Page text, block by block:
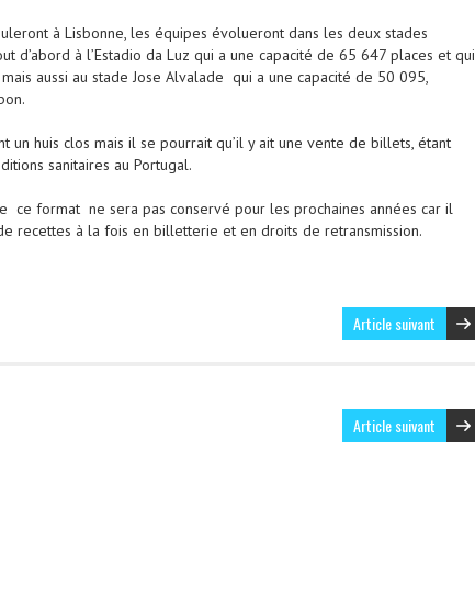
à Lisbonne, les équipes évolueront dans les deux stades
d’abord à l’Estadio da Luz qui a une capacité de 65 647 places et qui
aussi au stade Jose Alvalade qui a une capacité de 50 095,
un huis clos mais il se pourrait qu’il y ait une vente de billets, étant
sanitaires au Portugal.
ce format ne sera pas conservé pour les prochaines années car il
recettes à la fois en billetterie et en droits de retransmission.
Article suivant
Article suivant